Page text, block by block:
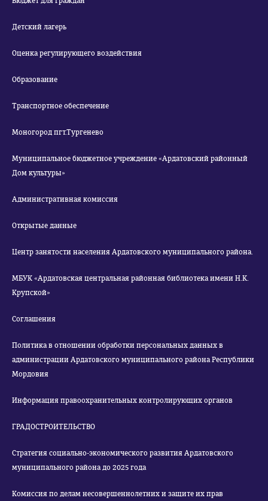
Детский лагерь
Оценка регулирующего воздействия
Образование
Транспортное обеспечение
Моногород пгт.Тургенево
Муниципальное бюджетное учреждение «Ардатовский районный
Дом культуры»
Административная комиссия
Открытые данные
Центр занятости населения Ардатовского муниципального района.
МБУК «Ардатовская центральная районная библиотека имени Н.К.
Крупской»
Соглашения
Политика в отношении обработки персональных данных в
администрации Ардатовского муниципального района Республики
Мордовия
Информация правоохранительных контролирующих органов
ГРАДОСТРОИТЕЛЬСТВО
Стратегия социально-экономического развития Ардатовского
муниципального района до 2025 года
Комиссия по делам несовершеннолетних и защите их прав